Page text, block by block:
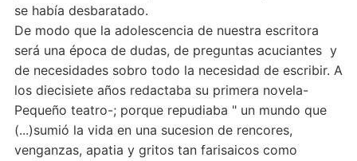
se había desbaratado.
De modo que la adolescencia de nuestra escritora
será una época de dudas, de preguntas acuciantes y
de necesidades sobro todo la necesidad de escribir. A
los diecisiete años redactaba su primera novela-
Pequeño teatro-; porque repudiaba " un mundo que
(...)sumió la vida en una sucesion de rencores,
venganzas, apatia y gritos tan farisaicos como